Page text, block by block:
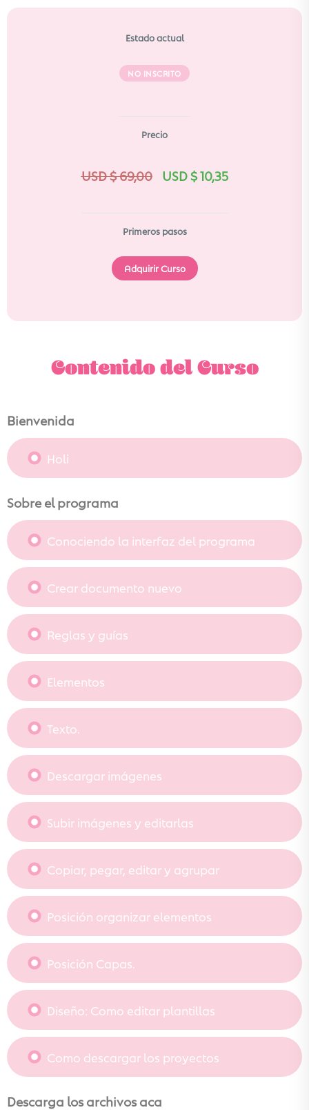
Estado actual
NO INSCRITO
Precio
USD $69,00 USD $10,35
Primeros pasos
Adquirir Curso
Contenido del Curso
Bienvenida
Holi
Sobre el programa
Conociendo la interfaz del programa
Crear documento nuevo
Reglas y guías
Elementos
Texto.
Descargar imágenes
Subir imágenes y editarlas
Copiar, pegar, editar y agrupar
Posición organizar elementos
Posición Capas.
Diseño: Como editar plantillas
Como descargar los proyectos
Descarga los archivos aca